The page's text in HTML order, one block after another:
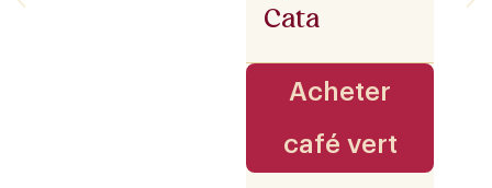
Cata
Acheter
café vert